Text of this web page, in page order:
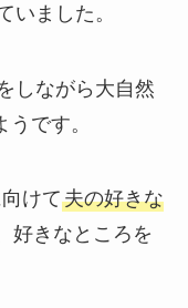
いました。
しながら大自然
です。
けて夫の好きな
好きなところを